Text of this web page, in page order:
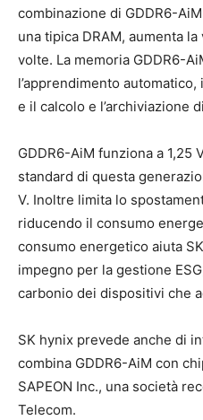
combinazione di GDDR6-
una tipica DRAM, aumenta
volte. La memoria GDDR6-
l’apprendimento
e il calcolo e l’archiviazione
GDDR6-AiM funziona a
standard di questa
V. Inoltre limita lo
riducendo il consumo
consumo energetico aiuta
impegno per la gestione
carbonio dei dispositivi che
SK hynix prevede anche di
combina GDDR6-AiM con
SAPEON Inc., una società
Telecom.